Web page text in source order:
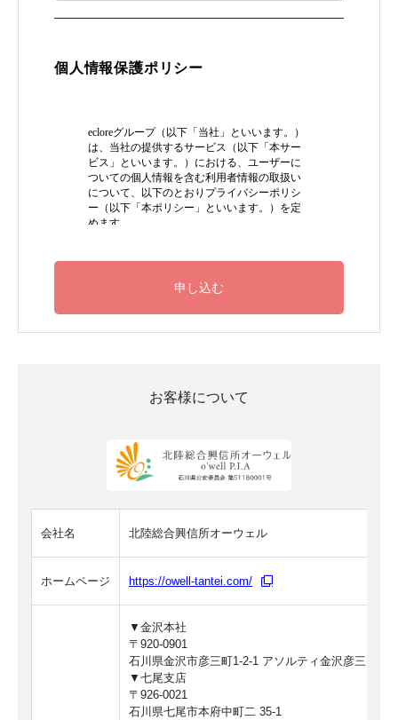
個人情報保護ポリシー
お客様について
会社名 北陸総合興信所オーウェル
ホームページ https://owell-tantei.com/
▼金沢本社
〒920-0901
石川県金沢市彦三町1-2-1 アソルティ金沢彦三
▼七尾支店
〒926-0021
石川県七尾市本府中町二 35-1